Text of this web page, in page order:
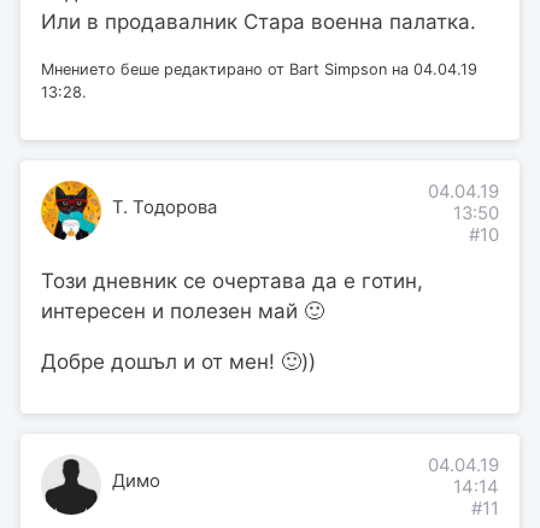
Или в продавалник Стара военна палатка.
Мнението беше редактирано от Bart Simpson на 04.04.19
13:28.
Т. Тодорова
04.04.19
13:50
#10
Този дневник се очертава да е готин,
интересен и полезен май 🙂
Добре дошъл и от мен! 🙂))
Димо
04.04.19
14:14
#11